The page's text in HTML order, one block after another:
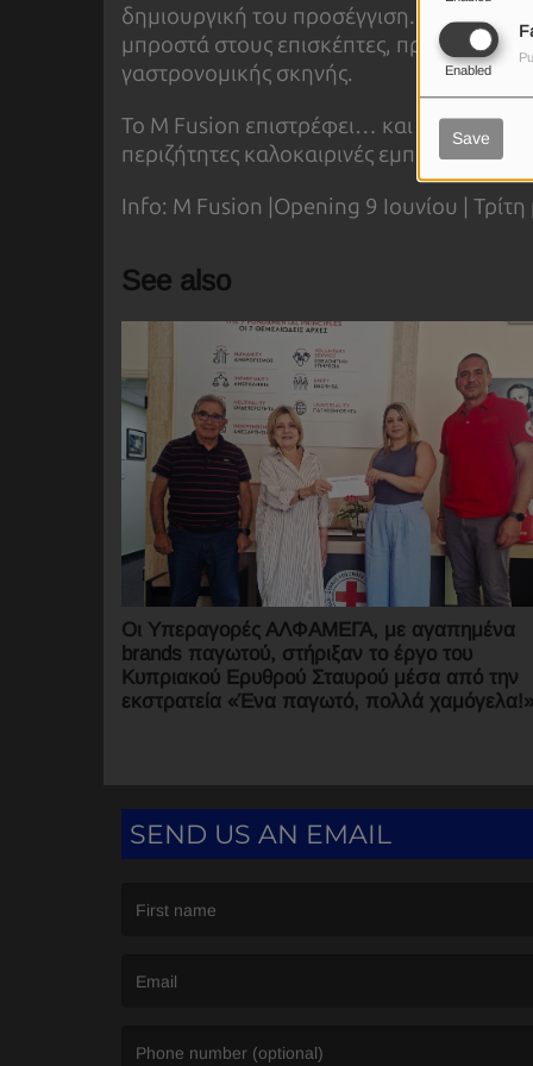
Enabled
Save
δημιουργική του προσέγγιση. Από την
μπροστά στους επισκέπτες,
γαστρονομικής σκηνής.
Το M Fusion επιστρέφει… και σε
περιζήτητες καλοκαιρινές εμπειρίες της
Info: M Fusion |Opening 9 Ιουνίου |
See also
Οι Υπεραγορές ΑΛΦΑΜΕΓΑ, με αγαπημένα
brands παγωτού, στήριξαν το έργο του
Κυπριακού Ερυθρού Σταυρού μέσα από την
εκστρατεία «Ένα παγωτό, πολλά
SEND US AN EMAIL